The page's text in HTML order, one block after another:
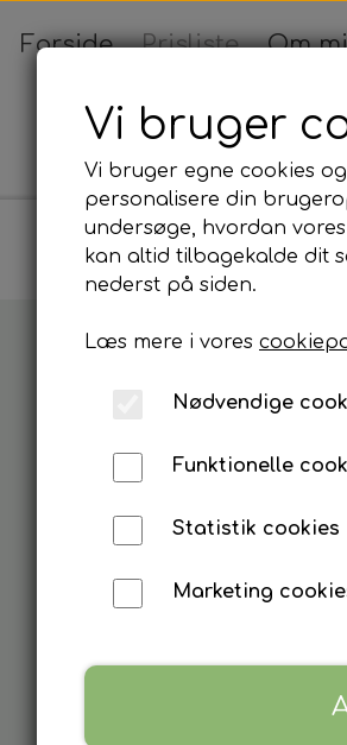
Forside Prisliste Om
Rejsen hjem
Earthingprodukter
Workshops - Meditationer - Healing
Vi bruger
Vi bruger egne cookies
personalisere din
undersøge, hvordan
kan altid tilbagekalde dit
nederst på siden.
Læs mere i vores
Nødvendige
Funktionelle
Statistik cookies
Marketing